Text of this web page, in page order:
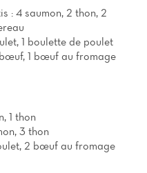
: 4 saumon, 2 thon, 2
1 boulette de poulet
1 bœuf au fromage
1 thon
3 thon
2 bœuf au fromage